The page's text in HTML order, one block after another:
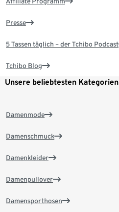
Presse
5 Tassen täglich – der Tchibo Podcast
Tchibo Blog
Unsere beliebtesten Kategorien
Damenmode
Damenschmuck
Damenkleider
Damenpullover
Damensporthosen